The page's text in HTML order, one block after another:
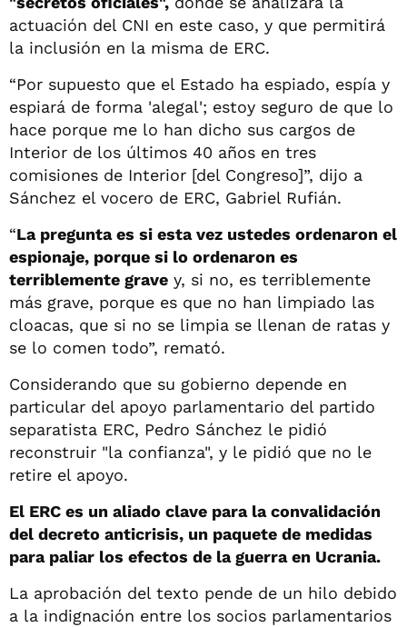
actuación del CNI en este caso, y que permitirá
la inclusión en la misma de ERC.
“Por supuesto que el Estado ha espiado, espía y
espiará de forma 'alegal'; estoy seguro de que lo
hace porque me lo han dicho sus cargos de
Interior de los últimos 40 años en tres
comisiones de Interior [del Congreso]”, dijo a
Sánchez el vocero de ERC, Gabriel Rufián.
“La pregunta es si esta vez ustedes ordenaron el
espionaje, porque si lo ordenaron es
terriblemente grave y, si no, es terriblemente
más grave, porque es que no han limpiado las
cloacas, que si no se limpia se llenan de ratas y
se lo comen todo”, remató.
Considerando que su gobierno depende en
particular del apoyo parlamentario del partido
separatista ERC, Pedro Sánchez le pidió
reconstruir "la confianza", y le pidió que no le
retire el apoyo.
El ERC es un aliado clave para la convalidación
del decreto anticrisis, un paquete de medidas
para paliar los efectos de la guerra en Ucrania.
La aprobación del texto pende de un hilo debido
a la indignación entre los socios parlamentarios